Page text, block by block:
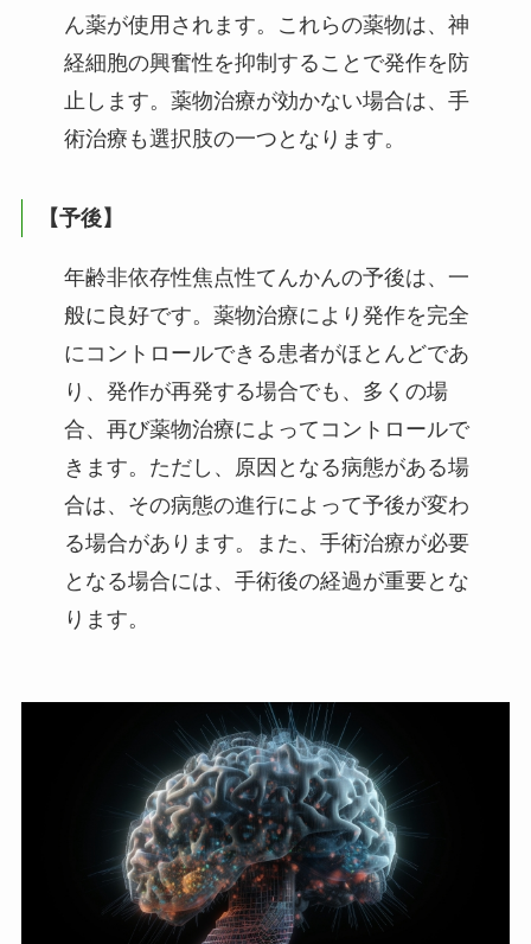
ん薬が使用されます。これらの薬物は、神
経細胞の興奮性を抑制することで発作を防
止します。薬物治療が効かない場合は、手
術治療も選択肢の一つとなります。
【予後】
年齢非依存性焦点性てんかんの予後は、一
般に良好です。薬物治療により発作を完全
にコントロールできる患者がほとんどであ
り、発作が再発する場合でも、多くの場
合、再び薬物治療によってコントロールで
きます。ただし、原因となる病態がある場
合は、その病態の進行によって予後が変わ
る場合があります。また、手術治療が必要
となる場合には、手術後の経過が重要とな
ります。